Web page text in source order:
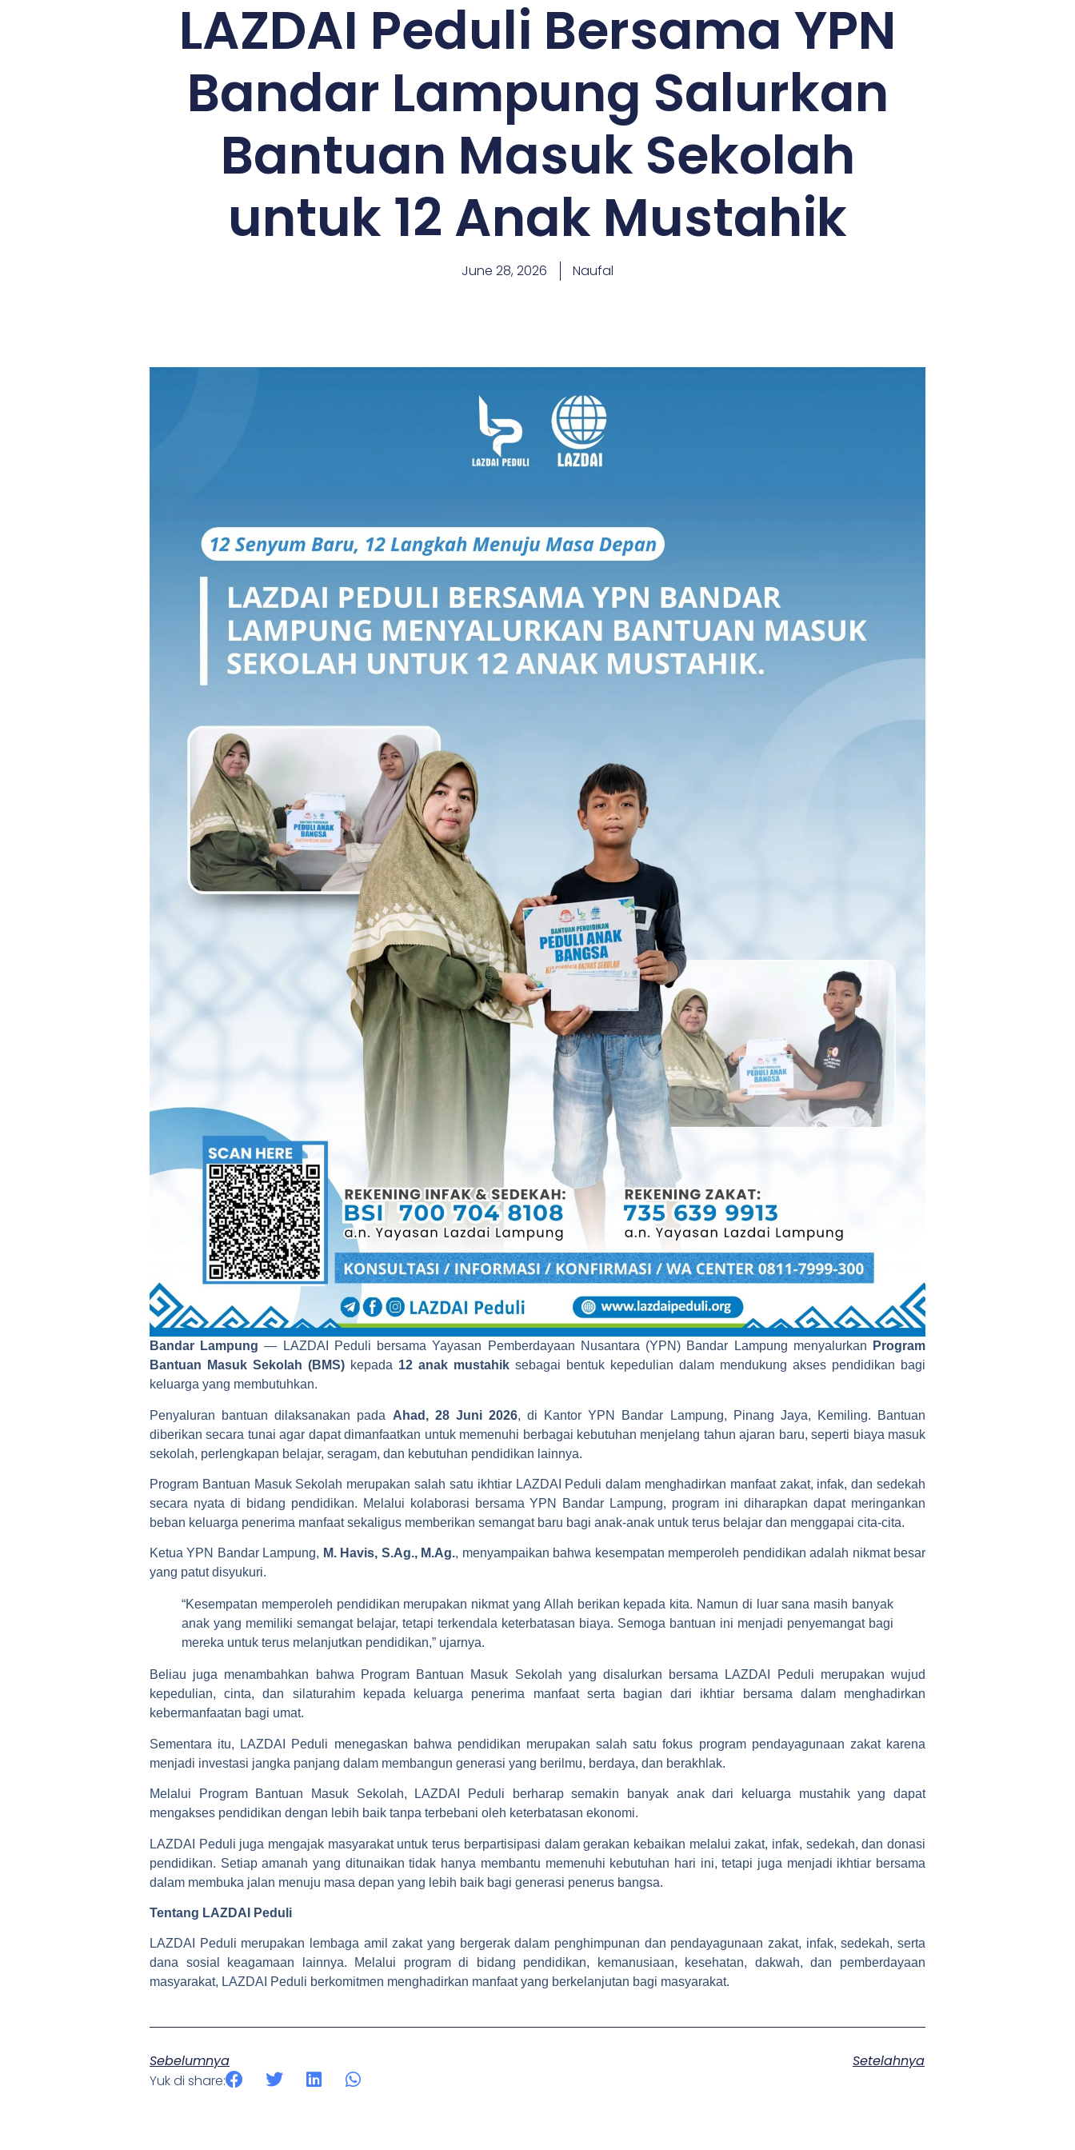
LAZDAI Peduli Bersama YPN
Bandar Lampung Salurkan
Bantuan Masuk Sekolah
untuk 12 Anak Mustahik
June 28, 2026 Naufal
Bandar Lampung — LAZDAI Peduli bersama Yayasan Pemberdayaan Nusantara (YPN) Bandar Lampung menyalurkan
Program
Bantuan Masuk Sekolah (BMS) kepada 12 anak mustahik sebagai bentuk kepedulian dalam mendukung akses pendidikan bagi
keluarga yang membutuhkan.
Penyaluran bantuan dilaksanakan pada Ahad, 28 Juni 2026, di Kantor YPN Bandar Lampung, Pinang Jaya, Kemiling. Bantuan
diberikan secara tunai agar dapat dimanfaatkan untuk memenuhi berbagai kebutuhan menjelang tahun ajaran baru, seperti biaya masuk
sekolah, perlengkapan belajar, seragam, dan kebutuhan pendidikan lainnya.
Program Bantuan Masuk Sekolah merupakan salah satu ikhtiar LAZDAI Peduli dalam menghadirkan manfaat zakat, infak, dan sedekah
secara nyata di bidang pendidikan. Melalui kolaborasi bersama YPN Bandar Lampung, program ini diharapkan dapat meringankan
beban keluarga penerima manfaat sekaligus memberikan semangat baru bagi anak-anak untuk terus belajar dan menggapai cita-cita.
Ketua YPN Bandar Lampung, M. Havis, S.Ag., M.Ag., menyampaikan bahwa kesempatan memperoleh pendidikan adalah nikmat besar
yang patut disyukuri.
“Kesempatan memperoleh pendidikan merupakan nikmat yang Allah berikan kepada kita. Namun di luar sana masih banyak
anak yang memiliki semangat belajar, tetapi terkendala keterbatasan biaya. Semoga bantuan ini menjadi penyemangat bagi
mereka untuk terus melanjutkan pendidikan,” ujarnya.
Beliau juga menambahkan bahwa Program Bantuan Masuk Sekolah yang disalurkan bersama LAZDAI Peduli merupakan wujud
kepedulian, cinta, dan silaturahim kepada keluarga penerima manfaat serta bagian dari ikhtiar bersama dalam menghadirkan
kebermanfaatan bagi umat.
Sementara itu, LAZDAI Peduli menegaskan bahwa pendidikan merupakan salah satu fokus program pendayagunaan zakat karena
menjadi investasi jangka panjang dalam membangun generasi yang berilmu, berdaya, dan berakhlak.
Melalui Program Bantuan Masuk Sekolah, LAZDAI Peduli berharap semakin banyak anak dari keluarga mustahik yang dapat
mengakses pendidikan dengan lebih baik tanpa terbebani oleh keterbatasan ekonomi.
LAZDAI Peduli juga mengajak masyarakat untuk terus berpartisipasi dalam gerakan kebaikan melalui zakat, infak, sedekah, dan donasi
pendidikan. Setiap amanah yang ditunaikan tidak hanya membantu memenuhi kebutuhan hari ini, tetapi juga menjadi ikhtiar bersama
dalam membuka jalan menuju masa depan yang lebih baik bagi generasi penerus bangsa.
Tentang LAZDAI Peduli
LAZDAI Peduli merupakan lembaga amil zakat yang bergerak dalam penghimpunan dan pendayagunaan zakat, infak, sedekah, serta
dana sosial keagamaan lainnya. Melalui program di bidang pendidikan, kemanusiaan, kesehatan, dakwah, dan pemberdayaan
masyarakat, LAZDAI Peduli berkomitmen menghadirkan manfaat yang berkelanjutan bagi masyarakat.
Sebelumnya
Setelahnya
Yuk di share: